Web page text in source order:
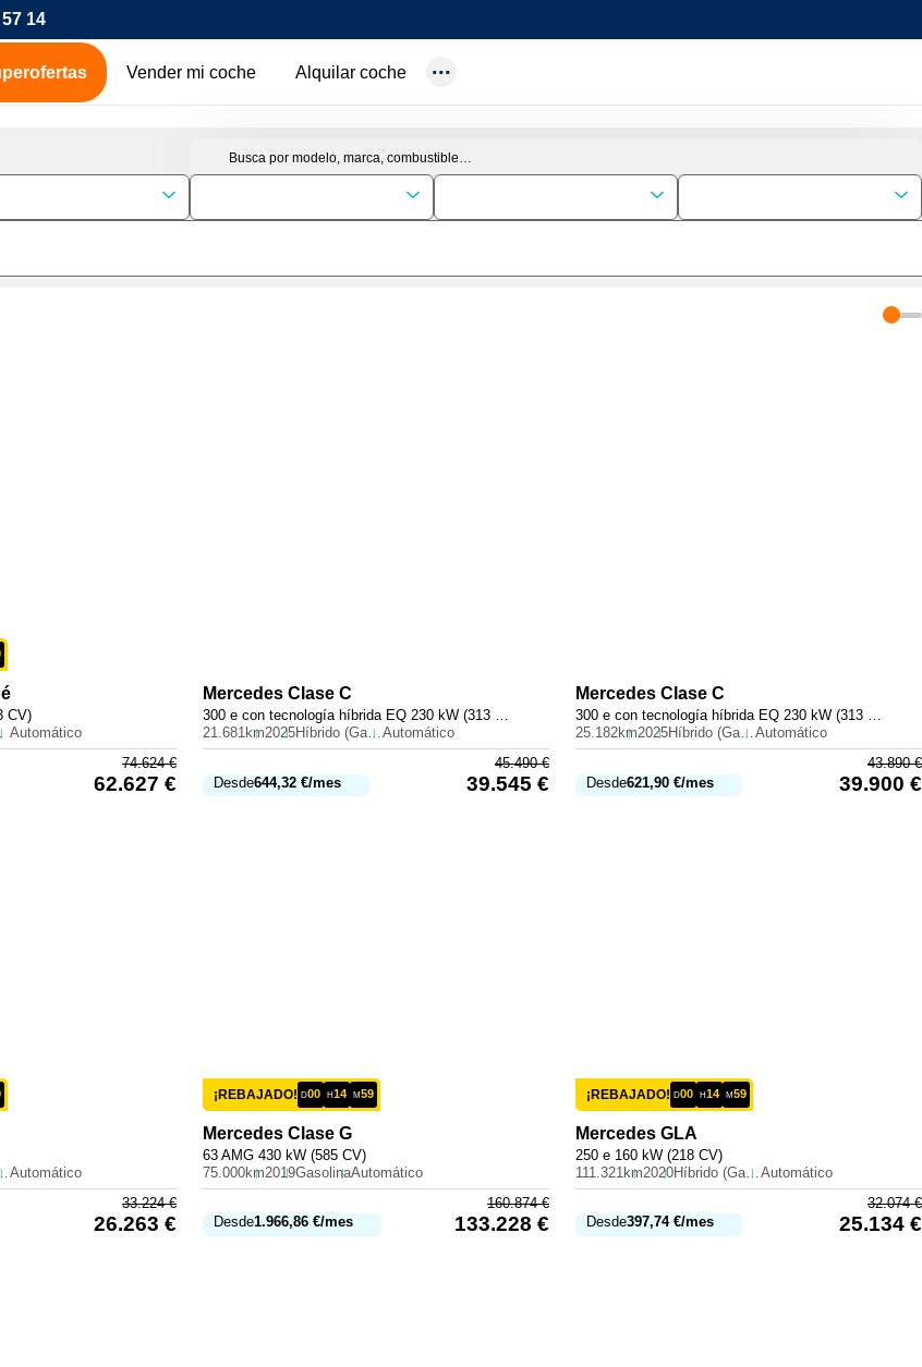
14
Vender mi coche Alquilar coche
CV)
Automático
74.624€
62.627 €
Mercedes Clase C
300 e con tecnología híbrida EQ 230 kW (313 CV)
21.681km2025 Híbrido (Gasolina)Automático
Desde644,32 €/mes
45.490€
39.545 €
Mercedes Clase C
300 e con tecnología híbrida EQ 230 kW (313 CV)
25.182km2025 Híbrido (Gasolina)Automático
Desde621,90 €/mes
43.890€
39.900 €
Híbrido (Gasolina) Automático
33.224€
26.263 €
¡REBAJADO! D00 H14 M59
Mercedes Clase G
63 AMG 430 kW (585 CV)
75.000km2019GasolinaAutomático
Desde1.966,86 €/mes
160.874€
133.228 €
¡REBAJADO! D00 H14 M59
Mercedes GLA
250 e 160 kW (218 CV)
111.321km2020 Híbrido (Gasolina) Automático
Desde397,74 €/mes
32.074€
25.134 €